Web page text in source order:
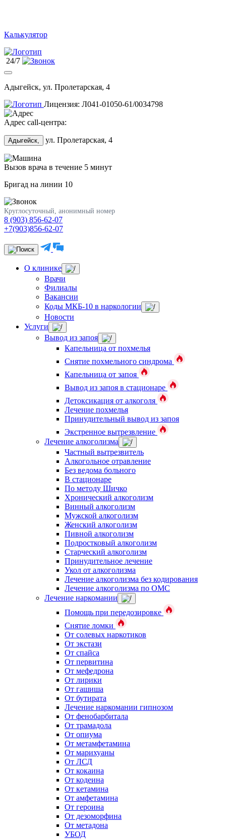
Калькулятор
24/7
Адыгейск, ул. Пролетарская, 4
Лицензия: Л041-01050-61/0034798
Адрес call-центра:
Адыгейск, ул. Пролетарская, 4
Вызов врача в течение 5 минут
Бригад на линии 10
Круглосуточный, анонимный номер
8 (903) 856-62-07
+7(903)856-62-07
О клинике
Врачи
Филиалы
Вакансии
Коды МКБ-10 в наркологии
Новости
Услуги
Вывод из запоя
Капельница от похмелья
Снятие похмельного синдрома
Капельница от запоя
Вывод из запоя в стационаре
Детоксикация от алкоголя
Лечение похмелья
Принудительный вывод из запоя
Экстренное вытрезвление
Лечение алкоголизма
Частный вытрезвитель
Алкогольное отравление
Без ведома больного
В стационаре
По методу Шичко
Хронический алкоголизм
Винный алкоголизм
Мужской алкоголизм
Женский алкоголизм
Пивной алкоголизм
Подростковый алкоголизм
Старческий алкоголизм
Принудительное лечение
Укол от алкоголизма
Лечение алкоголизма без кодирования
Лечение алкоголизма по ОМС
Лечение наркомании
Помощь при передозировке
Снятие ломки
От солевых наркотиков
От экстази
От спайса
От первитина
От мефедрона
От лирики
От гашиша
От бутирата
Лечение наркомании гипнозом
От фенобарбитала
От трамадола
От опиума
От метамфетамина
От марихуаны
От ЛСД
От кокаина
От кодеина
От кетамина
От амфетамина
От героина
От дезоморфина
От метадона
УБОД